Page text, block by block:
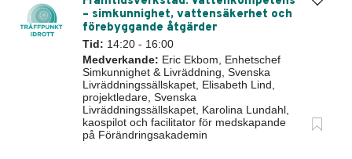
– simkunnighet, vattensäkerhet och
förebyggande åtgärder
Tid: 14:20 - 16:00
Medverkande: Eric Ekbom, Enhetschef
Simkunnighet & Livräddning, Svenska
Livräddningssällskapet, Elisabeth Lind,
projektledare, Svenska
Livräddningssällskapet, Karolina Lundahl,
kaospilot och facilitator för medskapande
på Förändringsakademin